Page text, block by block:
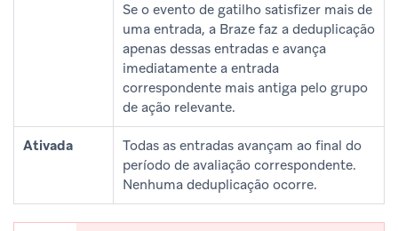
Se o evento de gatilho satisfizer mais de
uma entrada, a Braze faz a deduplicação
apenas dessas entradas e avança
imediatamente a entrada
correspondente mais antiga pelo grupo
de ação relevante.
Ativada
Todas as entradas avançam ao final do
período de avaliação correspondente.
Nenhuma deduplicação ocorre.